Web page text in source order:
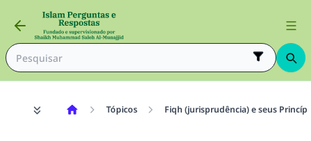
Tópicos Fiqh (jurisprudência) e seus